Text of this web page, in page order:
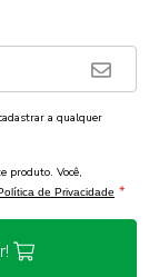
a qualquer
produto. Você,
de Privacidade *